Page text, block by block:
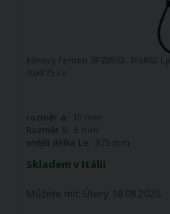
Skladem v Itálii
Můžete mít: Úterý 18.08.2026
klínový řemen SPZ0862, 10x862 Lp,
10x875 Le
rozměr a:
10 mm
Rozměr S:
8 mm
vnější délka Le:
875 mm